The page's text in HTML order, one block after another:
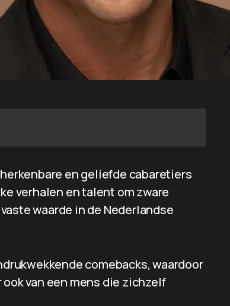
en geliefde cabaretiers
verhalen en talent om zware
waarde in de Nederlandse
comebacks, waardoor
van een mens die zichzelf